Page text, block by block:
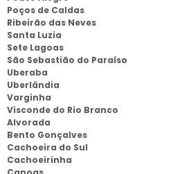
Poços de Caldas
Ribeirão das Neves
Santa Luzia
Sete Lagoas
São Sebastião do Paraíso
Uberaba
Uberlândia
Varginha
Visconde do Rio Branco
Alvorada
Bento Gonçalves
Cachoeira do Sul
Cachoeirinha